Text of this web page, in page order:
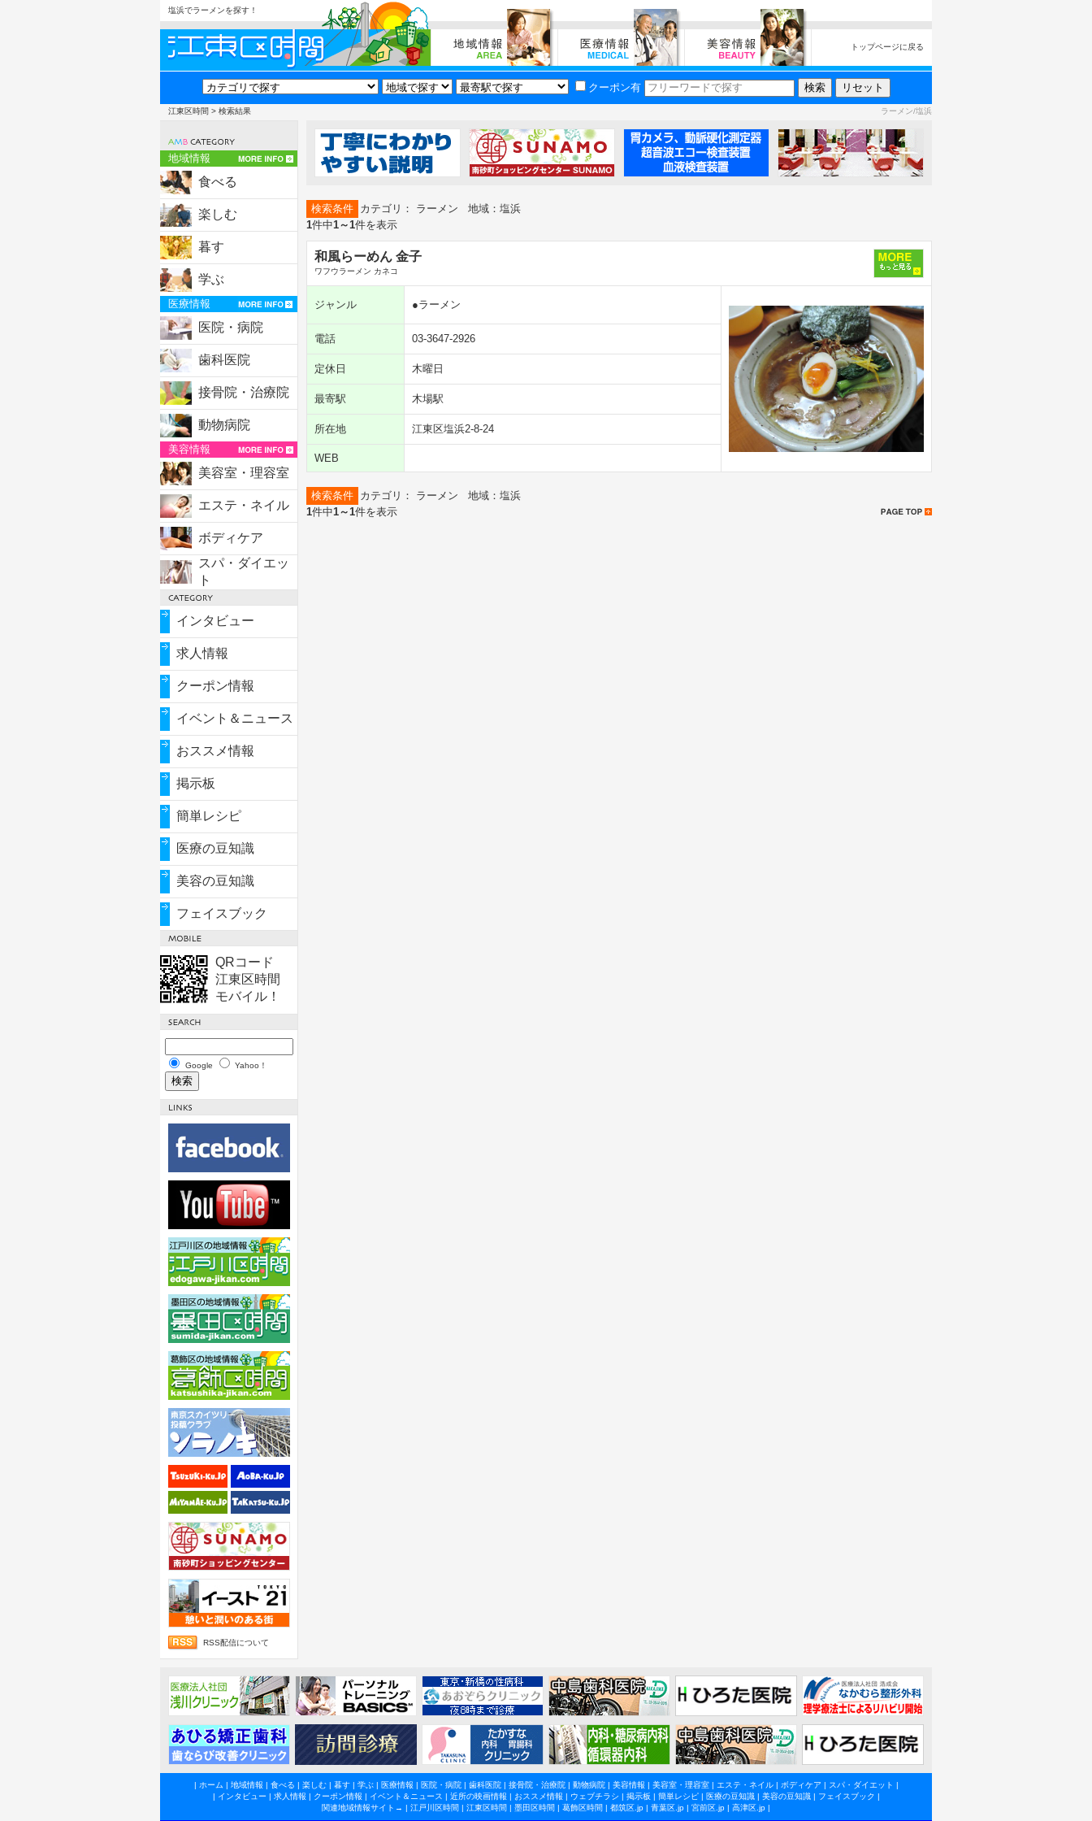
塩浜でラーメンを探す！
トップページに戻る
クーポン有
江東区時間 > 検索結果 ラーメン/塩浜
地域情報
食べる
楽しむ
暮す
学ぶ
医療情報
医院・病院
歯科医院
接骨院・治療院
動物病院
美容情報
美容室・理容室
エステ・ネイル
ボディケア
スパ・ダイエッ
ト
インタビュー
求人情報
クーポン情報
イベント＆ニュース
おススメ情報
掲示板
簡単レシピ
医療の豆知識
美容の豆知識
フェイスブック
QRコード
江東区時間
モバイル！
Google Yahoo！
RSS配信について
検索条件 カテゴリ： ラーメン 地域：塩浜
1件中1～1件を表示
和風らーめん 金子
ワフウラーメン カネコ
ジャンル ●ラーメン
電話 03-3647-2926
定休日 木曜日
最寄駅 木場駅
所在地 江東区塩浜2-8-24
WEB
検索条件 カテゴリ： ラーメン 地域：塩浜
1件中1～1件を表示
| ホーム | 地域情報 | 食べる | 楽しむ| 暮す| 学ぶ| 医療情報 | 医院・病院| 歯科医院| 接骨院・治療院| 動物病院| 美容情報 | 美容室・理容室| エステ・ネイル| ボディケア | スパ・ダイエット |
| インタビュー | 求人情報 | クーポン情報 | イベント＆ニュース | 近所の映画情報 | おススメ情報 | ウェブチラシ | 掲示板 | 簡単レシピ| 医療の豆知識| 美容の豆知識| フェイスブック |
関連地域情報サイト→ | 江戸川区時間 | 江東区時間 | 墨田区時間 | 葛飾区時間 | 都筑区.jp | 青葉区.jp | 宮前区.jp | 高津区.jp |